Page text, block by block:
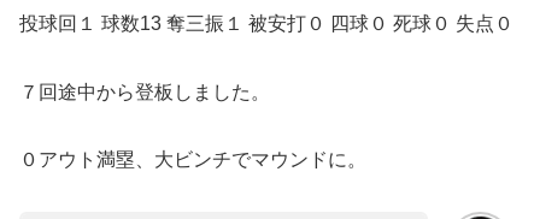
投球回１ 球数13 奪三振１ 被安打０ 四球０ 死球０ 失点０
７回途中から登板しました。
０アウト満塁、大ビンチでマウンドに。